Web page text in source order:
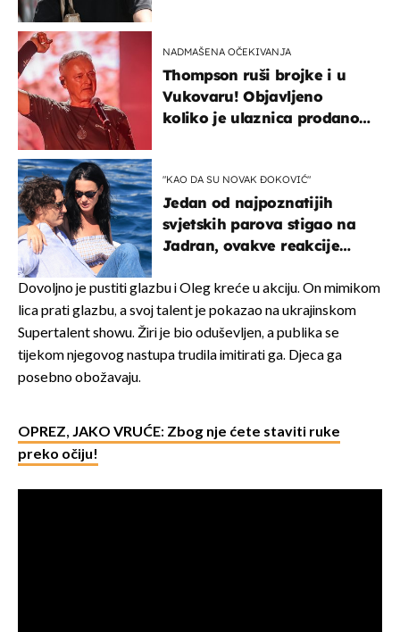
NADMAŠENA OČEKIVANJA
Thompson ruši brojke i u
Vukovaru! Objavljeno
koliko je ulaznica prodano
"KAO DA SU NOVAK ĐOKOVIĆ"
Jedan od najpoznatijih
svjetskih parova stigao na
Jadran, ovakve reakcije
Dovoljno je pustiti glazbu i Oleg kreće u akciju. On mimikom
lica prati glazbu, a svoj talent je pokazao na ukrajinskom
Supertalent showu. Žiri je bio oduševljen, a publika se
tijekom njegovog nastupa trudila imitirati ga. Djeca ga
posebno obožavaju.
OPREZ, JAKO VRUĆE: Zbog nje ćete staviti ruke
preko očiju!